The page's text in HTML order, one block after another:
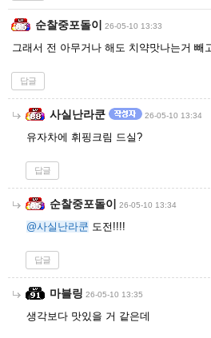
순찰중포돌이 26-05-10 13:33
그래서 전 아무거나 해도 치약맛나는거 빼
답글
사실난라쿤 26-05-10 13:34
유자차에 휘핑크림 드실?
답글
순찰중포돌이 26-05-10 13:34
@사실난라쿤 도전!!!!
답글
마블링 26-05-10 13:35
생각보다 맛있을 거 같은데